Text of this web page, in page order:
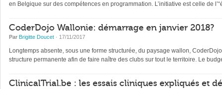
en Belgique sur des compétences en programmation. L’initiative est celle de
CoderDojo Wallonie: démarrage en janvier 2018?
Par Brigitte Doucet · 17/11/2017
Longtemps absente, sous une forme structurée, du paysage wallon,
structure permanente afin de faire naître des clubs sur tout le territoire. Le
ClinicalTrial.be : les essais cliniques expliqués et